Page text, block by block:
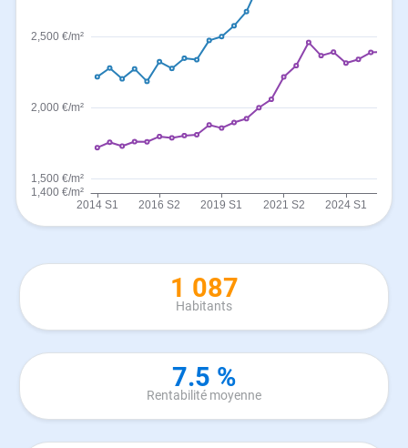
1 087
Habitants
7.5 %
Rentabilité moyenne